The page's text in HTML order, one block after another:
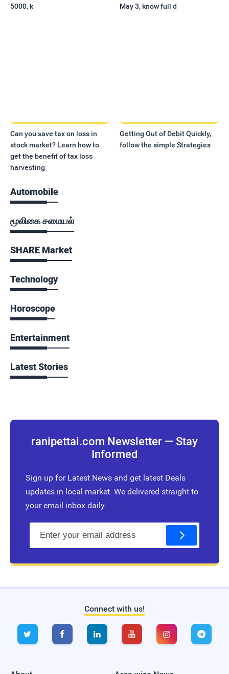
5000, k
May 3, know full d
Can you save tax on loss in
stock market? Learn how to
get the benefit of tax loss
harvesting
Getting Out of Debit Quickly,
follow the simple Strategies
Automobile
மூலிகை சமையல்
SHARE Market
Technology
Horoscope
Entertainment
Latest Stories
ranipettai.com Newsletter — Stay
Informed
Sign up for Latest News and get latest Deals
updates in local market. We delivered straight to
your email inbox daily.
l
Live Traffic Feed
A visitor from Singapore
viewed
இயற்கை முறையில் ஹேர் டை தயாரிப்பது…
21 mins ago
Connect with us!
     